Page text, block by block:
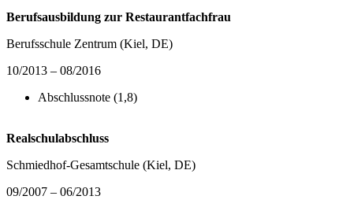
Berufsausbildung zur Restaurantfachfrau
Berufsschule Zentrum (Kiel, DE)
10/2013 – 08/2016
Abschlussnote (1,8)
Realschulabschluss
Schmiedhof-Gesamtschule (Kiel, DE)
09/2007 – 06/2013